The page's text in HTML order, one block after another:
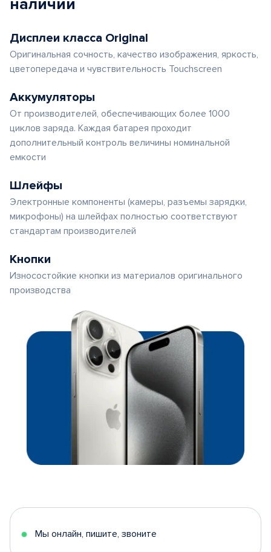
наличии
Дисплеи класса Original
Оригинальная сочность, качество изображения, яркость,
цветопередача и чувствительность Touchscreen
Аккумуляторы
От производителей, обеспечивающих более 1000
циклов заряда. Каждая батарея проходит
дополнительный контроль величины номинальной
емкости
Шлейфы
Электронные компоненты (камеры, разъемы зарядки,
микрофоны) на шлейфах полностью соответствуют
стандартам производителей
Кнопки
Износостойкие кнопки из материалов оригинального
производства
Мы онлайн, пишите, звоните